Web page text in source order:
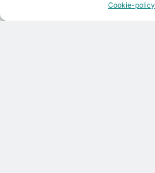
Cookie-policy